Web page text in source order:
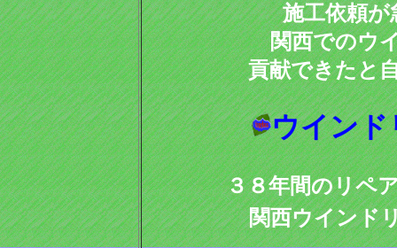
施工依頼
関西でのウ
貢献できたと
ウインド
３８年間のリペ
関西ウインド